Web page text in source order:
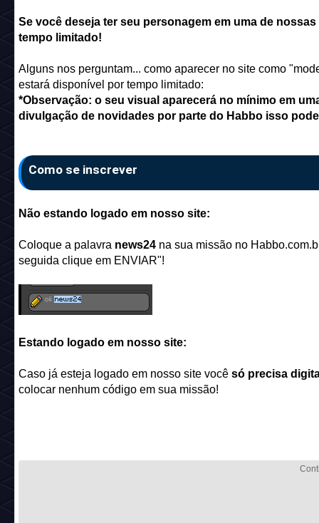
Se você deseja ter seu personagem em uma de
tempo limitado!
Alguns nos perguntam... como aparecer no site como
estará disponível por tempo limitado:
*Observação: o seu visual aparecerá no mínimo em
divulgação de novidades por parte do Habbo isso
Como se inscrever
Não estando logado em nosso site:
Coloque a palavra news24 na sua missão no
seguida clique em ENVIAR"!
Estando logado em nosso site:
Caso já esteja logado em nosso site vocêsó precisa
colocar nenhum código em sua missão!